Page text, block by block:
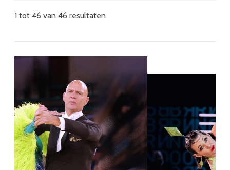
1 tot 46 van 46 resultaten